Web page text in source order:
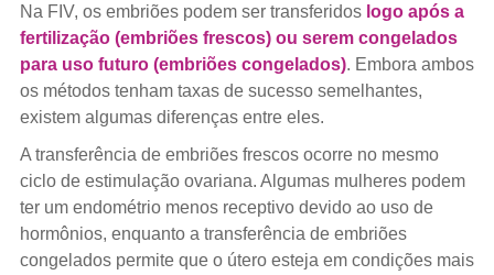
Na FIV, os embriões podem ser transferidos logo após a
fertilização (embriões frescos) ou serem congelados
para uso futuro (embriões congelados). Embora ambos
os métodos tenham taxas de sucesso semelhantes,
existem algumas diferenças entre eles.
A transferência de embriões frescos ocorre no mesmo
ciclo de estimulação ovariana. Algumas mulheres podem
ter um endométrio menos receptivo devido ao uso de
hormônios, enquanto a transferência de embriões
congelados permite que o útero esteja em condições mais